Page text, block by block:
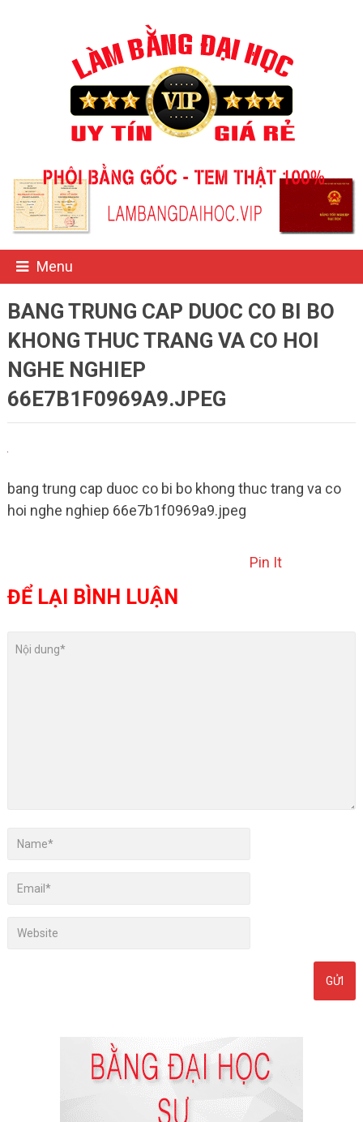
Menu
BANG TRUNG CAP DUOC CO BI BO
KHONG THUC TRANG VA CO HOI
NGHE NGHIEP
66E7B1F0969A9.JPEG
bang trung cap duoc co bi bo khong thuc trang va co
hoi nghe nghiep 66e7b1f0969a9.jpeg
Pin It
ĐỂ LẠI BÌNH LUẬN